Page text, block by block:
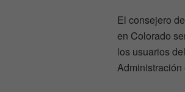
El consejero
en Colorado
los usuarios
Administración